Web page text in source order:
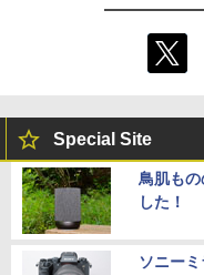
Special Site
鳥肌も
した！
ソニー